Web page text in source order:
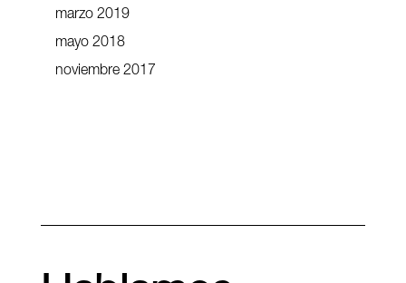
marzo 2019
mayo 2018
noviembre 2017